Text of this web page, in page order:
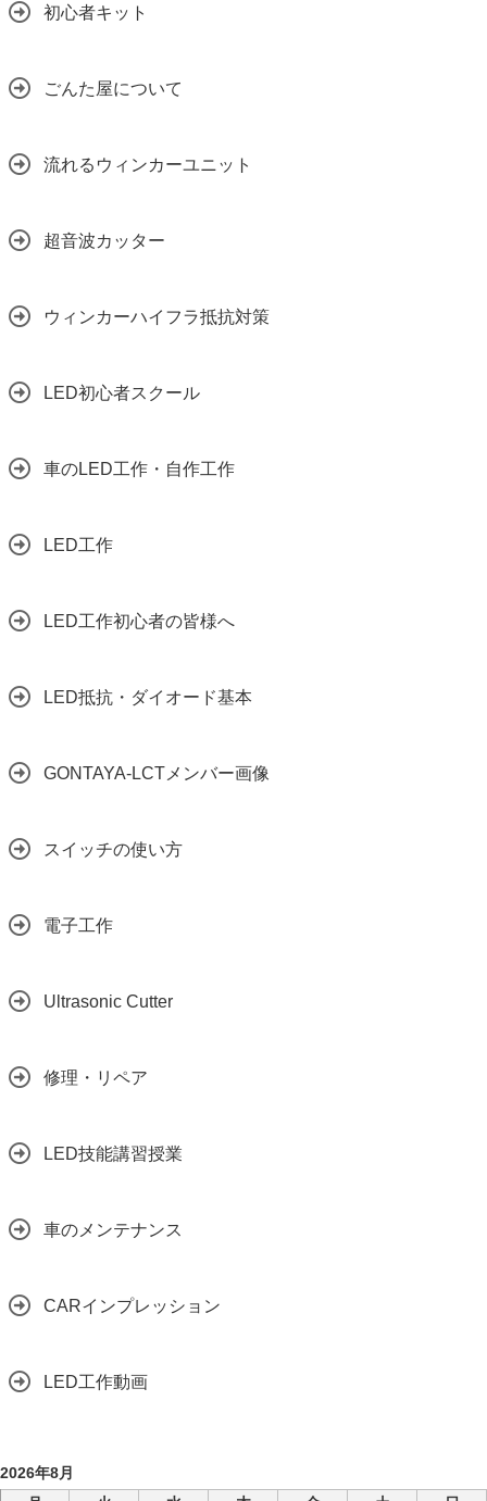
初心者キット
ごんた屋について
流れるウィンカーユニット
超音波カッター
ウィンカーハイフラ抵抗対策
LED初心者スクール
車のLED工作・自作工作
LED工作
LED工作初心者の皆様へ
LED抵抗・ダイオード基本
GONTAYA-LCTメンバー画像
スイッチの使い方
電子工作
Ultrasonic Cutter
修理・リペア
LED技能講習授業
車のメンテナンス
CARインプレッション
LED工作動画
2026年8月